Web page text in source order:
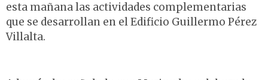
esta mañana las actividades complementarias
que se desarrollan en el Edificio Guillermo Pérez
Villalta.